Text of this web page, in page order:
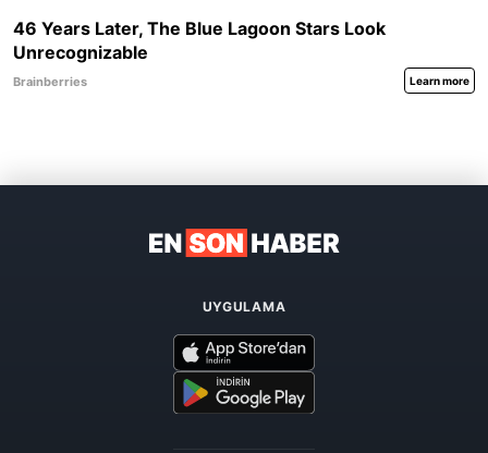
UYGULAMA